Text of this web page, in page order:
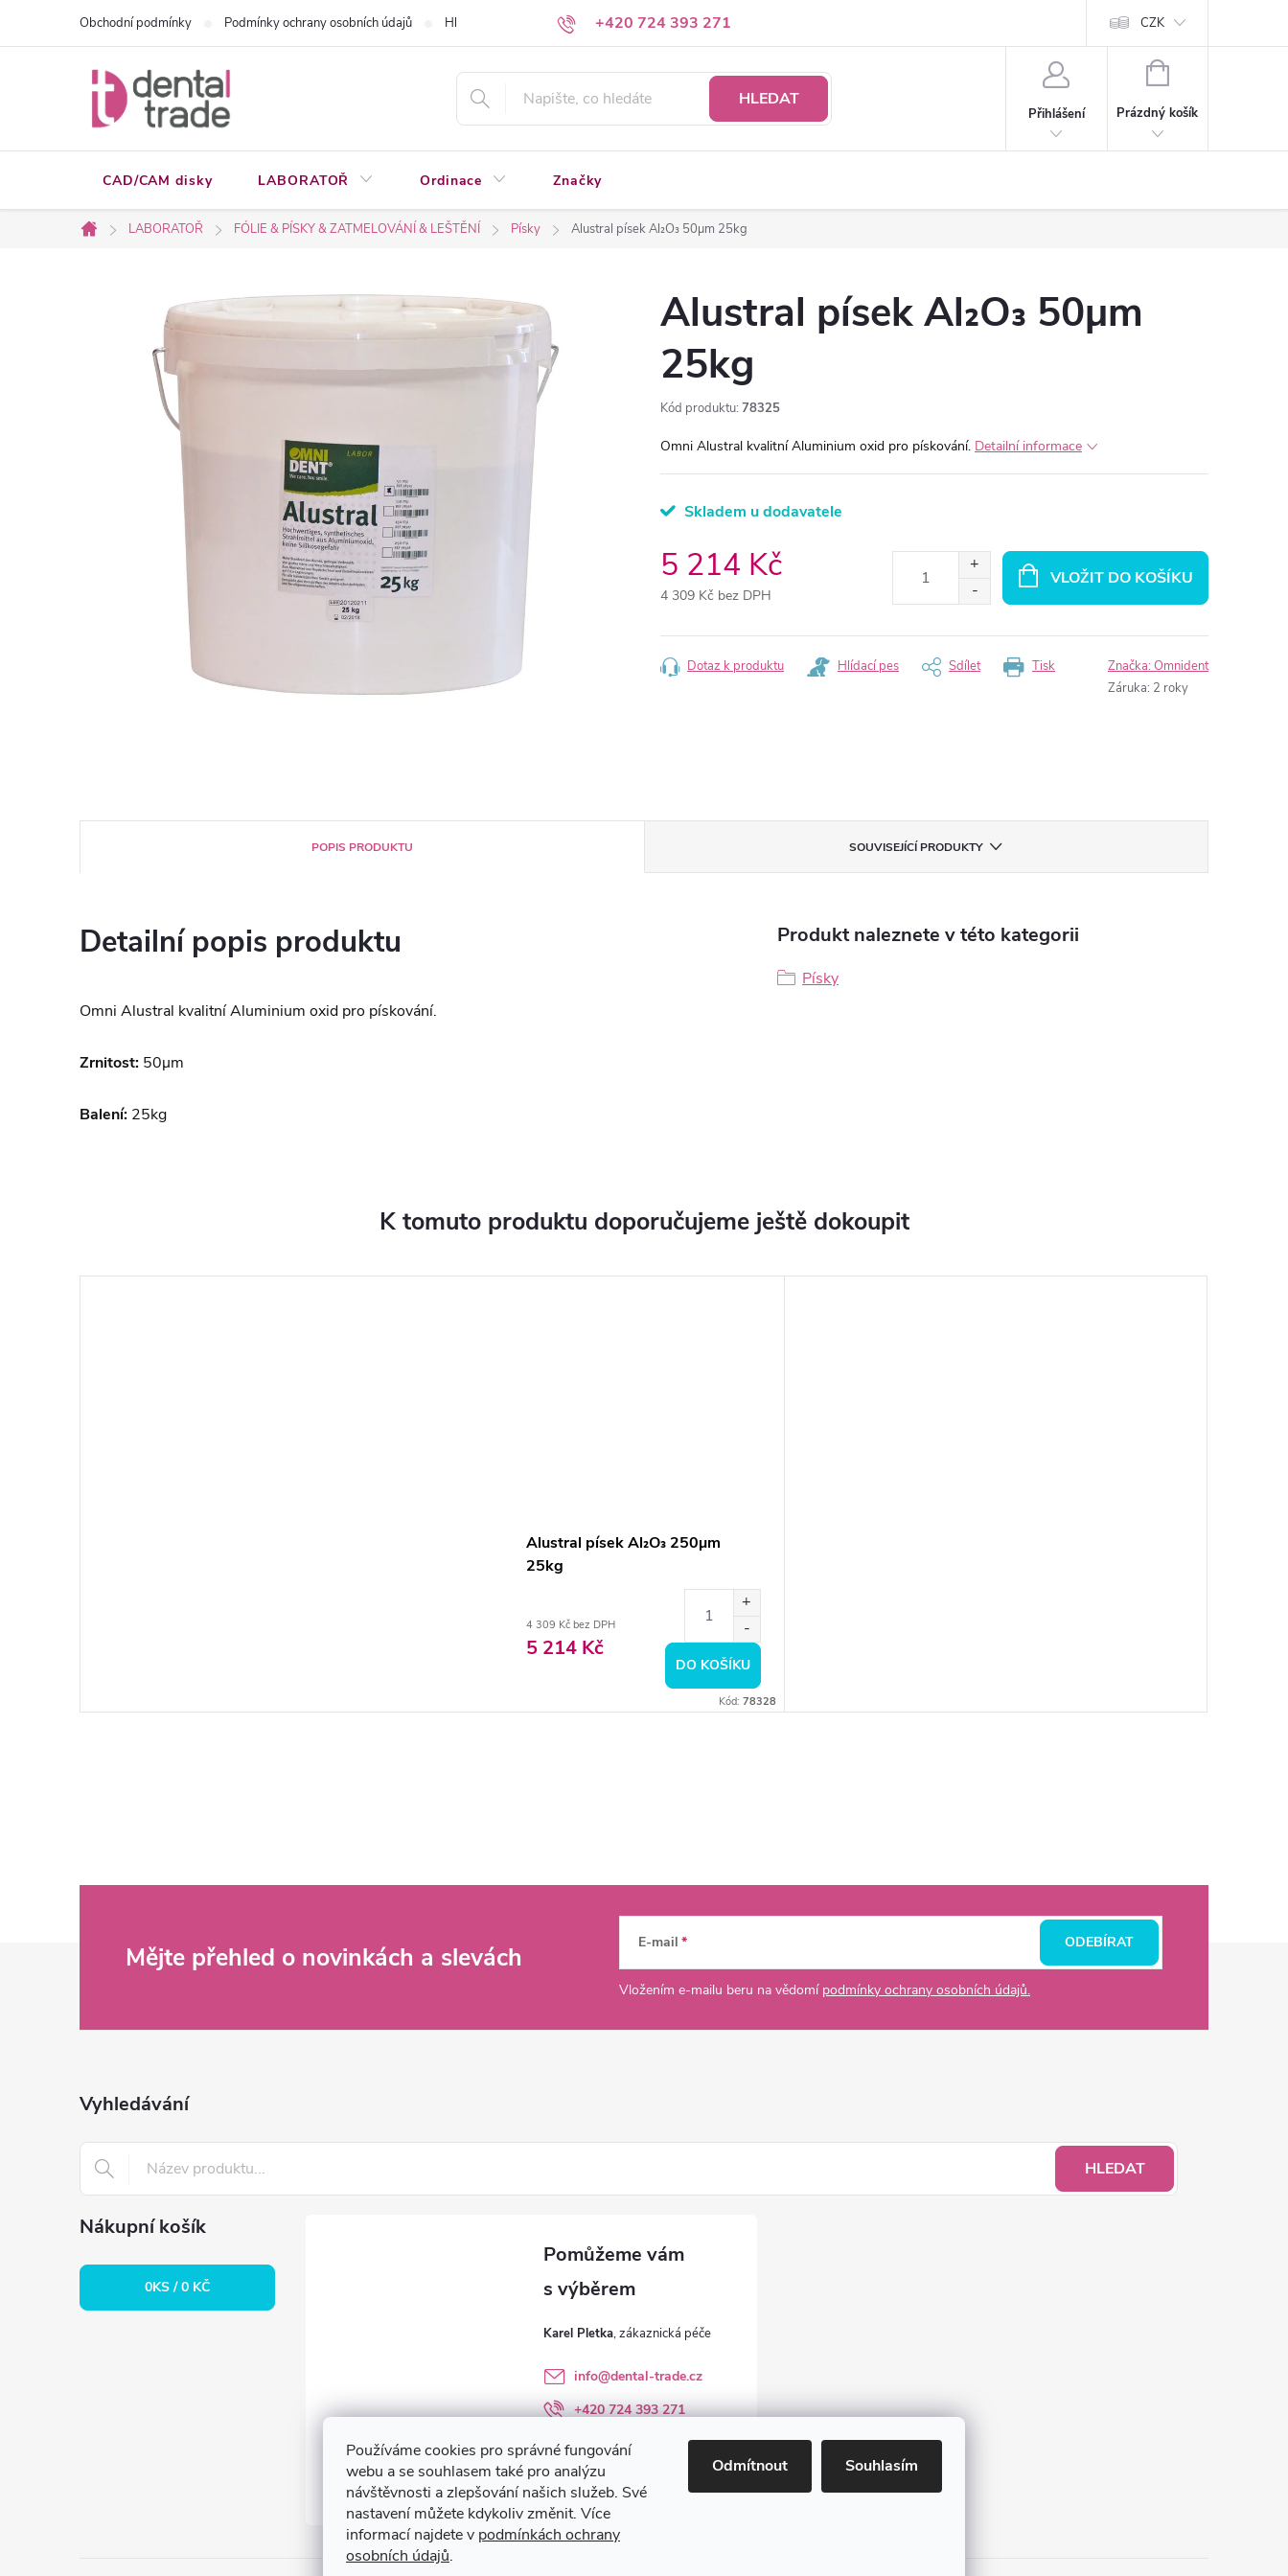
Používáme cookies pro správné fungování
webu a se souhlasem také pro analýzu
návštěvnosti a zlepšování našich služeb. Své
nastavení můžete kdykoliv změnit. Více
informací najdete v podmínkách ochrany
osobních údajů.
Odmítnout Souhlasím
+420 724 393 271
Obchodní podmínky Podmínky ochrany osobních údajů Hledáte a nenacházíte? Napište nám CZK
HLEDAT
Přihlášení
NÁKUPNÍ
Prázdný košík
CAD/CAM disky LABORATOŘ Ordinace Značky
Domů
LABORATOŘ FÓLIE & PÍSKY & ZATMELOVÁNÍ & LEŠTĚNÍ Písky Alustral písek Al₂O₃ 50µm 25kg
Alustral písek Al₂O₃ 50µm
25kg
Kód produktu: 78325
Omni Alustral kvalitní Aluminium oxid pro pískování. Detailní informace
Skladem u dodavatele
5 214 Kč
4 309 Kč bez DPH
cena:
VLOŽIT DO KOŠÍKU
Tisk
Dotaz k produktu Hlídací pes Sdílet Značka: Omnident
Záruka: 2 roky
POPIS PRODUKTU SOUVISEJÍCÍ PRODUKTY
Detailní popis produktu
Omni Alustral kvalitní Aluminium oxid pro pískování.
Zrnitost: 50µm
Balení: 25kg
Produkt naleznete v této kategorii
Písky
K tomuto produktu doporučujeme ještě dokoupit
Alustral písek Al₂O₃ 250µm
25kg
4 309 Kč bez DPH
5 214 Kč
DO KOŠÍKU
Kód: 78328
Mějte přehled o novinkách a slevách E-mail
Vložením e-mailu beru na vědomí podmínky ochrany osobních údajů.
ODEBÍRAT
Vyhledávání
HLEDAT
Nákupní košík
0KS /0 KČ
Karel Pletka
info@dental-trade.cz
+420 724 393 271
Sledujte nás na FB
dental_trade.cz